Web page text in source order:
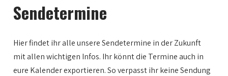
Sendetermine
Hier findet ihr alle unsere Sendetermine in der Zukunft
mit allen wichtigen Infos. Ihr könnt die Termine auch in
eure Kalender exportieren. So verpasst ihr keine Sendung